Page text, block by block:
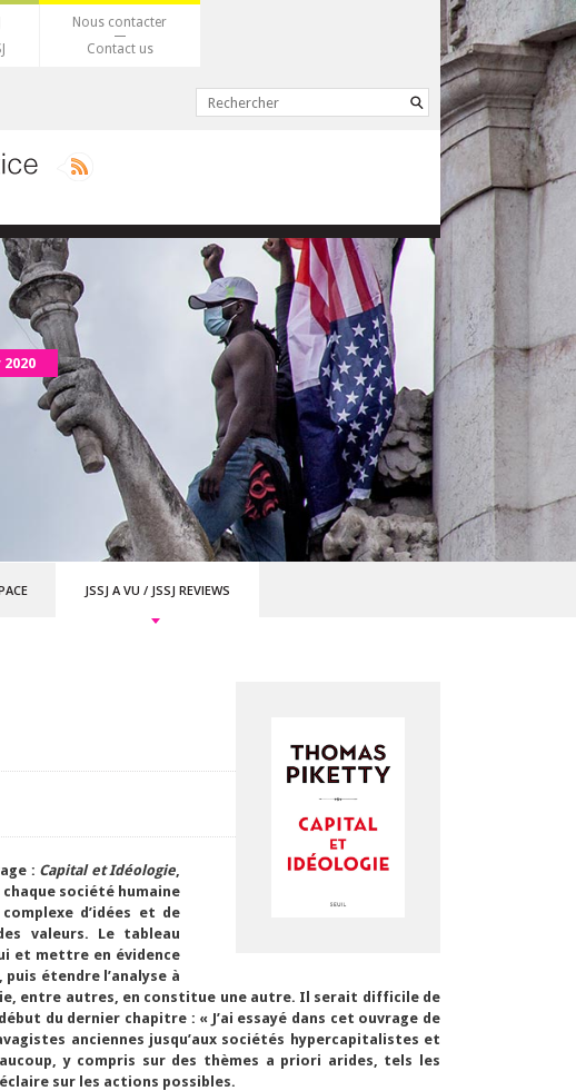
Nous contacter
Contact us
JSSJ A VU / JSSJ REVIEWS
: Capital et Idéologie,
société humaine
d’idées et de
valeurs. Le tableau
et mettre en évidence
étendre l’analyse à
entre autres, en constitue une autre. Il serait difficile de
du dernier chapitre : « J’ai essayé dans cet ouvrage de
anciennes jusqu’aux sociétés hypercapitalistes et
y compris sur des thèmes a priori arides, tels les
sur les actions possibles.